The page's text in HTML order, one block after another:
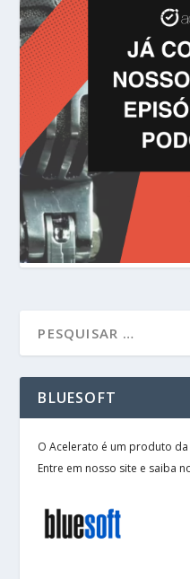
BLUESOFT
O Acelerato é um produto da
Entre em nosso site e saiba